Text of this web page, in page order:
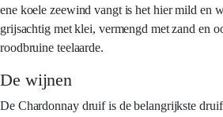
ene koele zeewind vangt is het hier mild en
grijsachtig met klei, vermengd met zand en
roodbruine teelaarde.
De wijnen
De Chardonnay druif is de belangrijkste